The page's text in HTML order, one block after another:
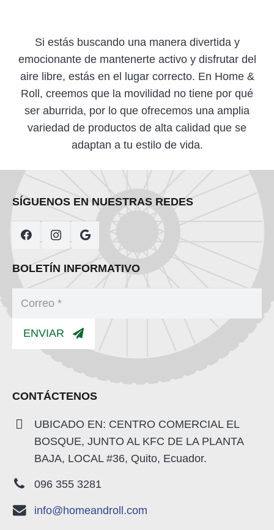
Si estás buscando una manera divertida y
emocionante de mantenerte activo y disfrutar del
aire libre, estás en el lugar correcto. En Home &
Roll, creemos que la movilidad no tiene por qué
ser aburrida, por lo que ofrecemos una amplia
variedad de productos de alta calidad que se
adaptan a tu estilo de vida.
SÍGUENOS EN NUESTRAS REDES
BOLETÍN INFORMATIVO
ENVIAR
CONTÁCTENOS
UBICADO EN: CENTRO COMERCIAL EL
BOSQUE, JUNTO AL KFC DE LA PLANTA
BAJA, LOCAL #36, Quito, Ecuador.
096 355 3281
info@homeandroll.com